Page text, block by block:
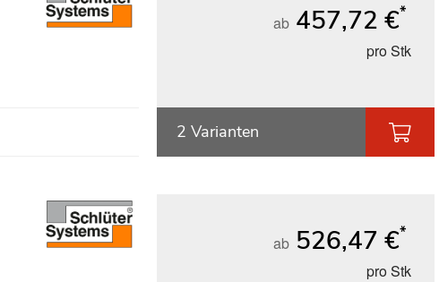
ab 457,72 €*
pro Stk
2 Varianten
ab 526,47 €*
pro Stk